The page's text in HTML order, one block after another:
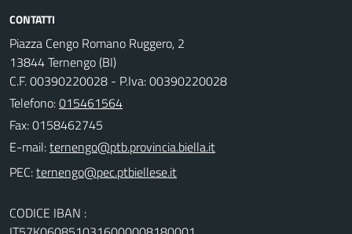
CONTATTI
Piazza Cengo Romano Ruggero, 2
13844 Ternengo (BI)
C.F. 00390220028 - P.Iva: 00390220028
Telefono:015461564
Fax: 0158462745
E-mail:
PEC:
CODICE IBAN :